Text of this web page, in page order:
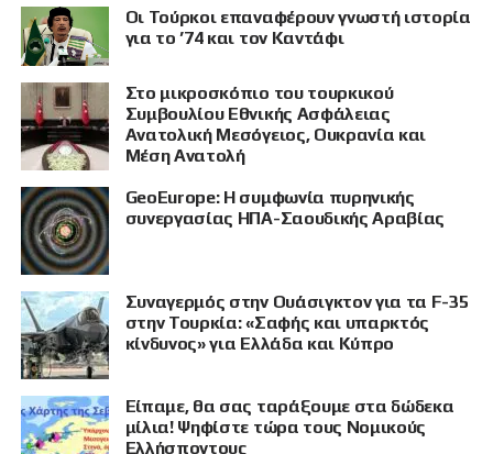
Οι Τούρκοι επαναφέρουν γνωστή ιστορία
για το ’74 και τον Καντάφι
Στο μικροσκόπιο του τουρκικού
Συμβουλίου Εθνικής Ασφάλειας
Ανατολική Μεσόγειος, Ουκρανία και
Μέση Ανατολή
GeoEurope: Η συμφωνία πυρηνικής
συνεργασίας ΗΠΑ-Σαουδικής Αραβίας
Συναγερμός στην Ουάσιγκτον για τα F-35
στην Τουρκία: «Σαφής και υπαρκτός
κίνδυνος» για Ελλάδα και Κύπρο
Είπαμε, θα σας ταράξουμε στα δώδεκα
μίλια! Ψηφίστε τώρα τους Νομικούς
Ελλήσποντους